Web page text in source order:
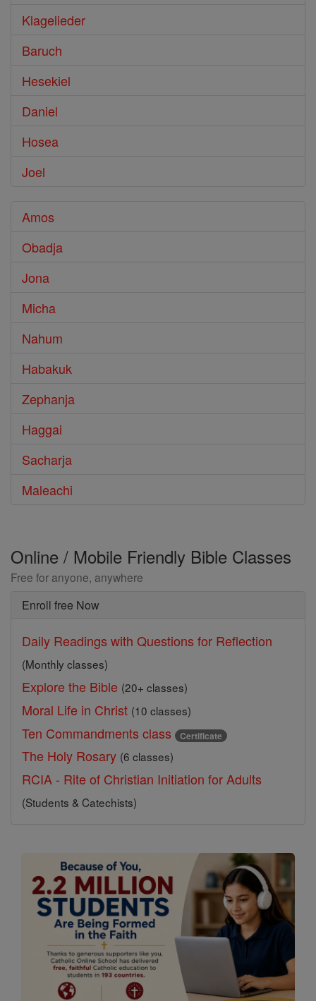
Klagelieder
Baruch
Hesekiel
Daniel
Hosea
Joel
Amos
Obadja
Jona
Micha
Nahum
Habakuk
Zephanja
Haggai
Sacharja
Maleachi
Online / Mobile Friendly Bible Classes
Free for anyone, anywhere
Enroll free Now
Daily Readings with Questions for Reflection
(Monthly classes)
Explore the Bible (20+ classes)
Moral Life in Christ (10 classes)
Ten Commandments class Certificate
The Holy Rosary (6 classes)
RCIA - Rite of Christian Initiation for Adults
(Students & Catechists)